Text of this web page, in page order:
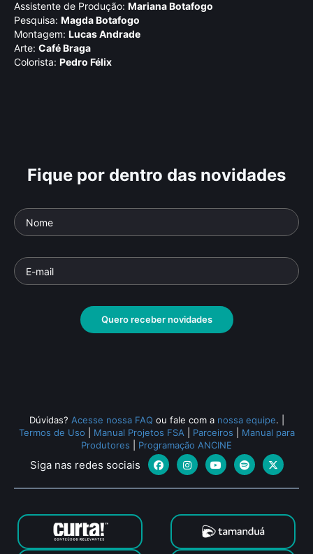
Assistente de Produção: Mariana Botafogo
Pesquisa: Magda Botafogo
Montagem: Lucas Andrade
Arte: Café Braga
Colorista: Pedro Félix
Fique por dentro das novidades
Quero receber novidades
Dúvidas? Acesse nossa FAQ ou fale com a nossa equipe.
Termos de Uso
Manual Projetos FSA Parceiros
Manual para
Produtores
Programação ANCINE
Siga nas redes sociais